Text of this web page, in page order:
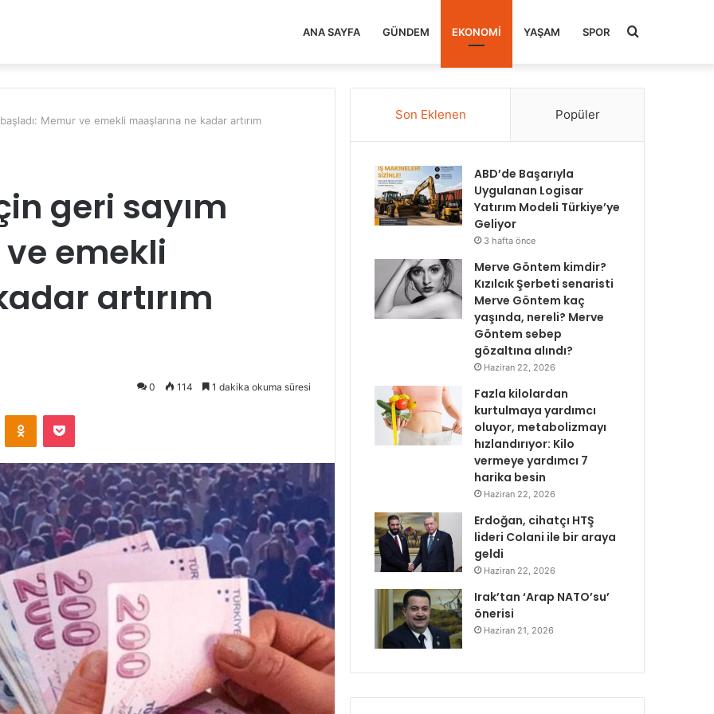
ANA SAYFA GÜNDEM EKONOMI YAŞAM SPOR Arama
Memur ve emekli maaşlarına ne kadar artırım
geri sayım
emekli
artırım
0 114 1 dakika okuma süresi
Odnoklassniki
Pocket
Son Eklenen Popüler
ABD’de Başarıyla
Uygulanan Logisar
Yatırım Modeli Türkiye’ye
Geliyor
3 hafta önce
Merve Göntem kimdir?
Kızılcık Şerbeti senaristi
Merve Göntem kaç
yaşında, nereli? Merve
Göntem sebep
gözaltına alındı?
Haziran 22, 2026
Fazla kilolardan
kurtulmaya yardımcı
oluyor, metabolizmayı
hızlandırıyor: Kilo
vermeye yardımcı 7
harika besin
Haziran 22, 2026
Erdoğan, cihatçı HTŞ
lideri Colani ile bir araya
geldi
Haziran 22, 2026
Irak’tan ‘Arap NATO’su’
önerisi
Haziran 21, 2026